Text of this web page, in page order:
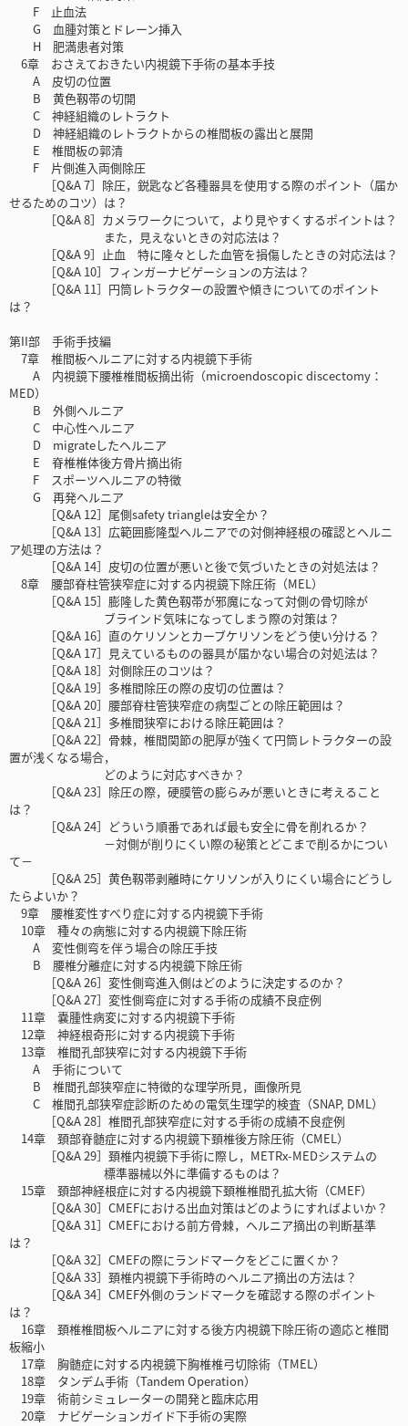
F 止血法
G 血腫対策とドレーン挿入
H 肥満患者対策
6章 おさえておきたい内視鏡下手術の基本手技
A 皮切の位置
B 黄色靱帯の切開
C 神経組織のレトラクト
D 神経組織のレトラクトからの椎間板の露出と展開
E 椎間板の郭清
F 片側進入両側除圧
［Q&A 7］除圧，鋭匙など各種器具を使用する際のポイント（届か
せるためのコツ）は？
［Q&A 8］カメラワークについて，より見やすくするポイントは？
また，見えないときの対応法は？
［Q&A 9］止血 特に隆々とした血管を損傷したときの対応法は？
［Q&A 10］フィンガーナビゲーションの方法は？
［Q&A 11］円筒レトラクターの設置や傾きについてのポイント
は？
第II部 手術手技編
7章 椎間板ヘルニアに対する内視鏡下手術
A 内視鏡下腰椎椎間板摘出術（microendoscopic discectomy：
MED）
B 外側ヘルニア
C 中心性ヘルニア
D migrateしたヘルニア
E 脊椎椎体後方骨片摘出術
F スポーツヘルニアの特徴
G 再発ヘルニア
［Q&A 12］尾側safety triangleは安全か？
［Q&A 13］広範囲膨隆型ヘルニアでの対側神経根の確認とヘルニ
ア処理の方法は？
［Q&A 14］皮切の位置が悪いと後で気づいたときの対処法は？
8章 腰部脊柱管狭窄症に対する内視鏡下除圧術（MEL）
［Q&A 15］膨隆した黄色靱帯が邪魔になって対側の骨切除が
ブラインド気味になってしまう際の対策は？
［Q&A 16］直のケリソンとカーブケリソンをどう使い分ける？
［Q&A 17］見えているものの器具が届かない場合の対処法は？
［Q&A 18］対側除圧のコツは？
［Q&A 19］多椎間除圧の際の皮切の位置は？
［Q&A 20］腰部脊柱管狭窄症の病型ごとの除圧範囲は？
［Q&A 21］多椎間狭窄における除圧範囲は？
［Q&A 22］骨棘，椎間関節の肥厚が強くて円筒レトラクターの設
置が浅くなる場合，
どのように対応すべきか？
［Q&A 23］除圧の際，硬膜管の膨らみが悪いときに考えること
は？
［Q&A 24］どういう順番であれば最も安全に骨を削れるか？
－対側が削りにくい際の秘策とどこまで削るかについ
て－
［Q&A 25］黄色靱帯剥離時にケリソンが入りにくい場合にどうし
たらよいか？
9章 腰椎変性すべり症に対する内視鏡下手術
10章 種々の病態に対する内視鏡下除圧術
A 変性側弯を伴う場合の除圧手技
B 腰椎分離症に対する内視鏡下除圧術
［Q&A 26］変性側弯進入側はどのように決定するのか？
［Q&A 27］変性側弯症に対する手術の成績不良症例
11章 嚢腫性病変に対する内視鏡下手術
12章 神経根奇形に対する内視鏡下手術
13章 椎間孔部狭窄に対する内視鏡下手術
A 手術について
B 椎間孔部狭窄症に特徴的な理学所見，画像所見
C 椎間孔部狭窄症診断のための電気生理学的検査（SNAP, DML）
［Q&A 28］椎間孔部狭窄症に対する手術の成績不良症例
14章 頚部脊髄症に対する内視鏡下頚椎後方除圧術（CMEL）
［Q&A 29］頚椎内視鏡下手術に際し，METRx-MEDシステムの
標準器械以外に準備するものは？
15章 頚部神経根症に対する内視鏡下頚椎椎間孔拡大術（CMEF）
［Q&A 30］CMEFにおける出血対策はどのようにすればよいか？
［Q&A 31］CMEFにおける前方骨棘，ヘルニア摘出の判断基準
は？
［Q&A 32］CMEFの際にランドマークをどこに置くか？
［Q&A 33］頚椎内視鏡下手術時のヘルニア摘出の方法は？
［Q&A 34］CMEF外側のランドマークを確認する際のポイント
は？
16章 頚椎椎間板ヘルニアに対する後方内視鏡下除圧術の適応と椎間
板縮小
17章 胸髄症に対する内視鏡下胸椎椎弓切除術（TMEL）
18章 タンデム手術（Tandem Operation）
19章 術前シミュレーターの開発と臨床応用
20章 ナビゲーションガイド下手術の実際